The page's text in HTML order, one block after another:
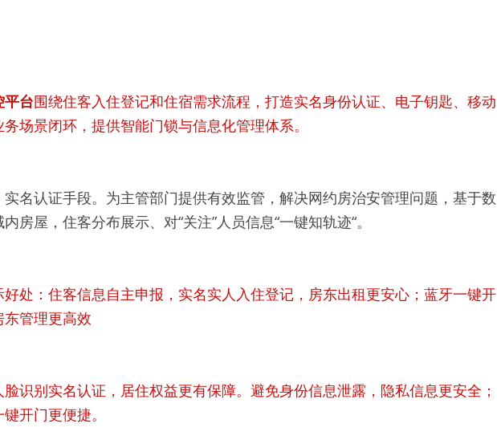
平台围绕住客入住登记和住宿需求流程，打造实名身份认证、电子钥匙、移动
场景闭环，提供智能门锁与信息化管理体系。
名认证手段。为主管部门提供有效监管，解决网约房治安管理问题，基于数
房屋，住客分布展示、对“关注”人员信息“一键知轨迹“。
处：住客信息自主申报，实名实人入住登记，房东出租更安心；蓝牙一键开
管理更高效
识别实名认证，居住权益更有保障。避免身份信息泄露，隐私信息更安全；
开门更便捷。